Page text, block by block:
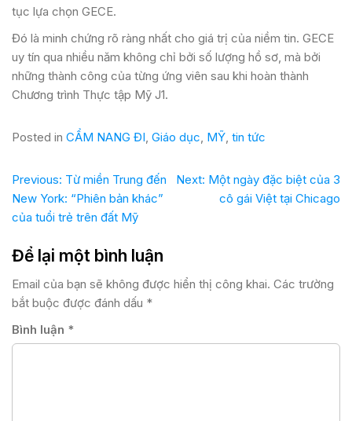
tục lựa chọn GECE.
Đó là minh chứng rõ ràng nhất cho giá trị của niềm tin. GECE
uy tín qua nhiều năm không chỉ bởi số lượng hồ sơ, mà bởi
những thành công của từng ứng viên sau khi hoàn thành
Chương trình Thực tập Mỹ J1.
Posted in CẨM NANG ĐI Giáo dục MỸ tin tức
Previous: Từ miền Trung đến
New York: “Phiên bản khác”
của tuổi trẻ trên đất Mỹ
Next: Một ngày đặc biệt của 3
cô gái Việt tại Chicago
Để lại một bình luận
Email của bạn sẽ không được hiển thị công khai. Các trường
bắt buộc được đánh dấu *
Bình luận *